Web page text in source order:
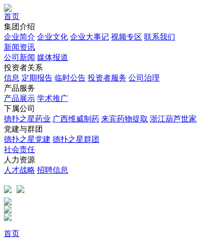
首页
集团介绍
企业简介 企业文化 企业⼤事记 视频专区 联系我们
新闻资讯
公司新闻 媒体报道
投资者关系
信息 定期报告 临时公告 投资者服务 公司治理
产品服务
产品展示 学术推广
下属公司
德扑之星药业 广西维威制药 来宾药物提取 浙江葫芦世家
党建与群团
德扑之星党建 德扑之星群团
社会责任
人力资源
人才战略 招聘信息
首页